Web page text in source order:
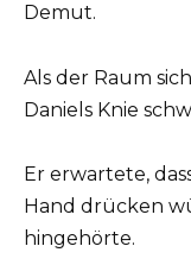
Demut.
Als der Raum
Daniels Knie
Er erwartete,
Hand drücken
hingehörte.